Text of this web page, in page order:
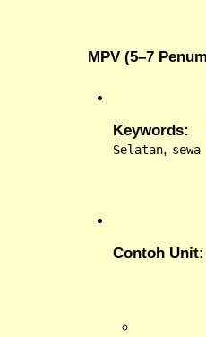
MPV (5–7
Keywords:
Selatan,
Contoh Unit: